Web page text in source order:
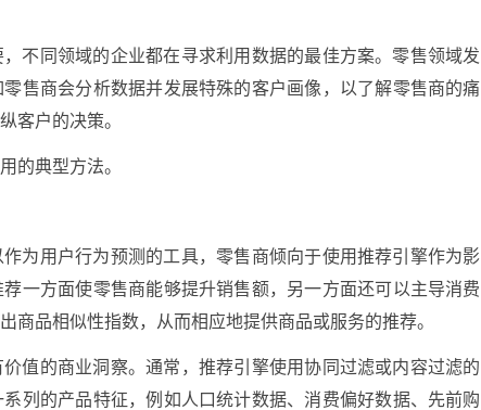
不同领域的企业都在寻求利用数据的最佳方案。零售领域发
售商会分析数据并发展特殊的客户画像，以了解零售商的痛
客户的决策。
的典型方法。
为用户行为预测的工具，零售商倾向于使用推荐引擎作为影
一方面使零售商能够提升销售额，另一方面还可以主导消费
商品相似性指数，从而相应地提供商品或服务的推荐。
值的商业洞察。通常，推荐引擎使用协同过滤或内容过滤的
列的产品特征，例如人口统计数据、消费偏好数据、先前购